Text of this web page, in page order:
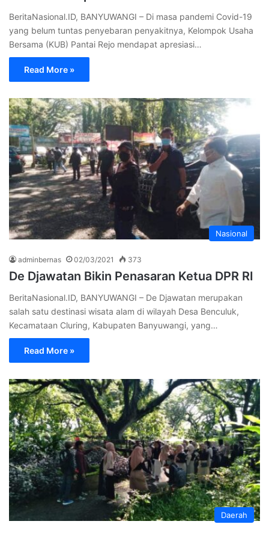
BeritaNasional.ID, BANYUWANGI – Di masa pandemi Covid-19
yang belum tuntas penyebaran penyakitnya, Kelompok Usaha
Bersama (KUB) Pantai Rejo mendapat apresiasi…
Read More »
Nasional
adminbernas 02/03/2021 373
De Djawatan Bikin Penasaran Ketua DPR RI
BeritaNasional.ID, BANYUWANGI – De Djawatan merupakan
salah satu destinasi wisata alam di wilayah Desa Benculuk,
Kecamataan Cluring, Kabupaten Banyuwangi, yang…
Read More »
Daerah